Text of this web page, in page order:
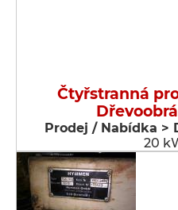
Čtyřstranná
Prodej / Nabídka >
20